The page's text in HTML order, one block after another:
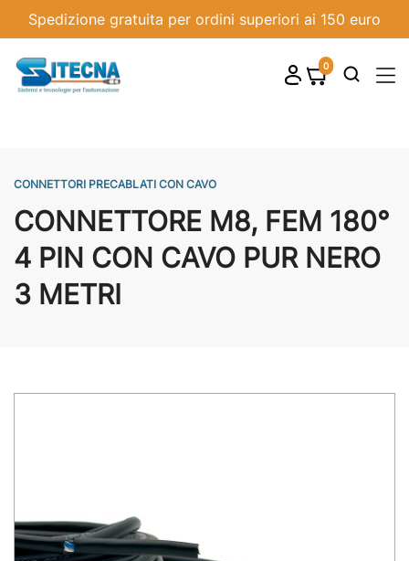
Spedizione gratuita per ordini superiori ai 150 euro
 shopping_cart0
CONNETTORI PRECABLATI CON CAVO
CONNETTORE M8, FEM 180°
4 PIN CON CAVO PUR NERO
3 METRI